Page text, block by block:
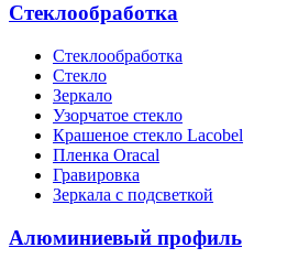
Стеклообработка
Стеклообработка
Стекло
Зеркало
Узорчатое стекло
Крашеное стекло Lacobel
Пленка Oracal
Гравировка
Зеркала с подсветкой
Алюминиевый профиль